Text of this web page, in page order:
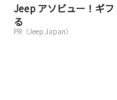
Jeep アソビュー！ギフ
る
PR（Jeep Japan）